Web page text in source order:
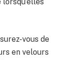
vous de
en velours